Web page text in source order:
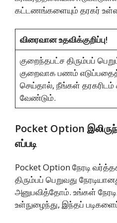
கட்டணங்களையும் தரகர்
விரைவான உதவிக்குறிப்பு!
குறைந்தபட்ச திரும்பப்
குறைவாக பணம்
செய்தால், நீங்கள்
வேண்டும்.
Pocket Option
எப்படி
Pocket Option நேரடி
திரும்பப் பெறுவது
அனுபவித்தோம். உங்கள்
உள்நுழைந்து, இந்தப்